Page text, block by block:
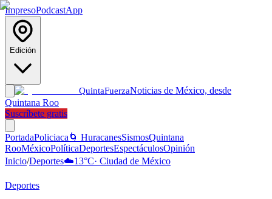
ImpresoPodcastApp
Edición
QuintaFuerzaNoticias de México, desde
Quintana Roo
Suscríbete gratis
PortadaPoliciaca 🌀 HuracanesSismosQuintana
RooMéxicoPolíticaDeportesEspectáculosOpinión
Inicio/Deportes☁️13°C· Ciudad de México
Deportes